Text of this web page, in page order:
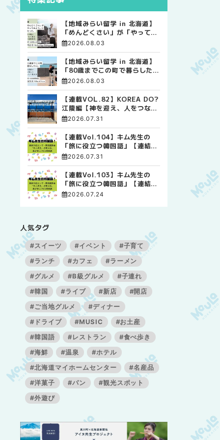
【地域みらい留学 in 北海道】
「めんどくさい」が「やってみ
よう」に変わった。 十勝の風
自由な高校生活
2026.08.03
【地域みらい留学 in 北海道】
「80歳までこの町で暮らした
い」 標津高校で踏み出した、
2026.08.03
【連載VOL.82】KOREA DO?
江陵編【神を迎え、人をつなぐ
時間 ― 江陵端午祭 】
2026.07.31
【連載Vol.104】キム先生の
「旅に役立つ韓国語」【連結語
尾について その4】
2026.07.31
【連載Vol.103】キム先生の
「旅に役立つ韓国語」【連結語
尾について その3】
2026.07.24
人気タグ
#スイーツ #イベント
#子育て
#ランチ
#カフェ
#ラーメン
#グルメ
#B級グルメ
#子連れ
#韓国
#ライブ #新店
#開店
#ご当地グルメ
#ディナー
#ドライブ
#MUSIC
#お土産
#韓国語
#レストラン
#食べ歩き
#海鮮
#温泉
#ホテル
#北海道マイホームセンター
#名産品
#洋菓子
#パン
#観光スポット
#外遊び